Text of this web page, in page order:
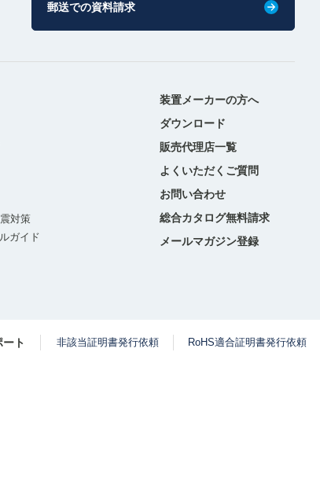
郵送での資料請求
対策
ガイド
装置メーカーの方へ
ダウンロード
販売代理店一覧
よくいただくご質問
お問い合わせ
総合カタログ無料請求
メールマガジン登録
ート 非該当証明書発行依頼 RoHS適合証明書発行依頼